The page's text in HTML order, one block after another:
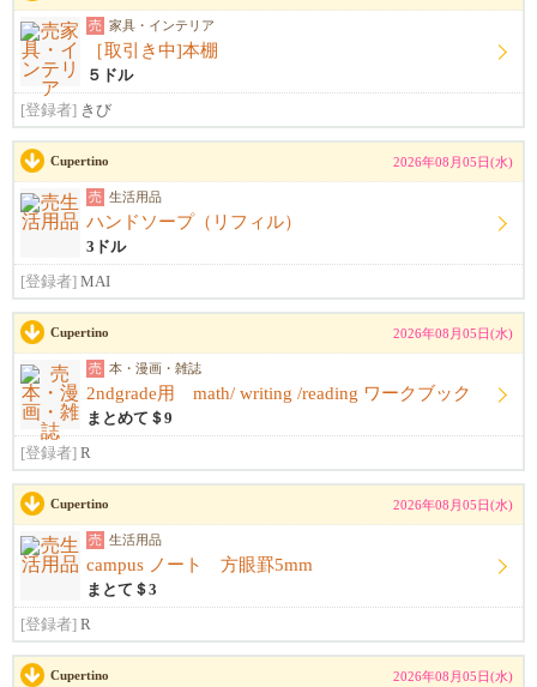
売 家具・インテリア
［取引き中]本棚
５ドル
[登録者] きび
Cupertino 2026年08月05日(水)
売 生活用品
ハンドソープ（リフィル）
3ドル
[登録者] MAI
Cupertino 2026年08月05日(水)
売 本・漫画・雑誌
2ndgrade用 math/ writing /reading ワークブック
まとめて＄9
[登録者] R
Cupertino 2026年08月05日(水)
売 生活用品
campus ノート 方眼罫5mm
まとて＄3
[登録者] R
Cupertino 2026年08月05日(水)